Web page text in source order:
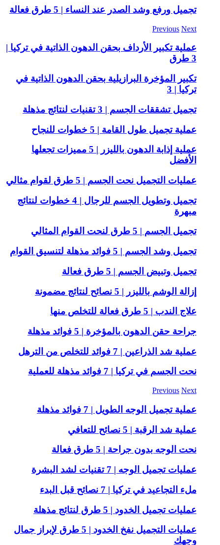
تجميل ورفع وشد الصدر عند النساء | 5 طرق فعالة
Previous Next
عملية تكبير الأرداف بحقن الدهون الذاتية في تركيا |
3 طرق
تكبير المؤخرة البرازيلية بحقن الدهون الذاتية في
تركيا | 3
تجميل تشققات الجسم | 3 تقنيات لنتائج مذهلة
عملية تجميل طول القامة | 5 خطوات للنجاح
عملية إذابة الدهون بالليزر | 5 مميزات تجعلها
الأفضل
عمليات التجميل نحت الجسم | 5 طرق لقوام مثالي
تجميل وتطويل الجسم للرجال | 4 خطوات لنتائج
مبهرة
تجميل الجسم | 5 طرق لنحت القوام المثالي
تجميل وشد الجسم | 5 فوائد مذهلة لتنسيق القوام
تجميل وتبيض الجسم | 5 طرق فعالة
إزالة الوشم بالليزر | 5 نصائح لنتائج مضمونة
علاج الندب | 5 طرق فعالة للتخلص منها
جراحة حقن الدهون بالمؤخرة | 5 فوائد مذهلة
عملية شد الذراعين | 7 فوائد للتخلص من الترهل
نحت الجسم في تركيا | 7 فوائد مذهلة للعملية
Previous Next
عملية تجميل الوجه الطويل | 7 فوائد مذهلة
عملية شد الرقبة | 5 نصائح للتعافي
نحت الوجه بدون جراحة | 5 طرق فعالة
عمليات تجميل الوجه | 7 تقنيات لشد البشرة
ملء التجاعيد في تركيا | 7 نصائح قبل البدء
عمليات تجميل الخدود | 5 طرق لنتائج مذهلة
عمليات التجميل نفخ الخدود | 5 طرق لإبراز جمال
وجهك